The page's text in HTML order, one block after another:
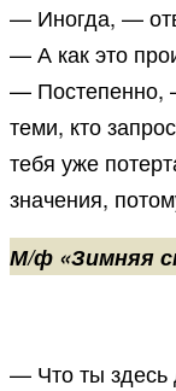
— Иногда, —
— А как это
— Постепенно,
теми, кто
тебя уже
значения,
М/ф «Зимняя
— Что ты